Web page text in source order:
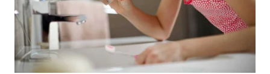
WN
PURWAKARTA
WN
PRIANGAN